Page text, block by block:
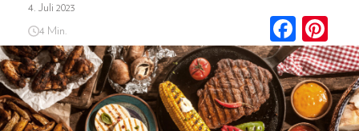
4. Juli 2023
4 Min.